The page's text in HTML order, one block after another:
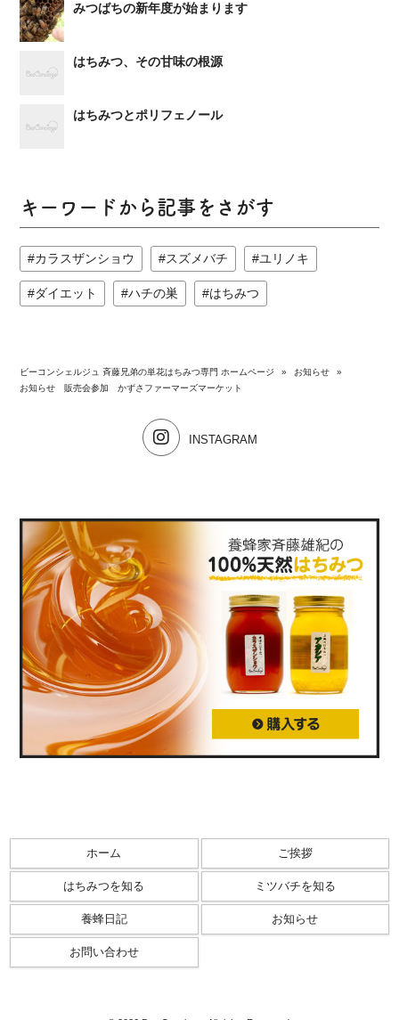
みつばちの新年度が始まります
はちみつ、その甘味の根源
はちみつとポリフェノール
キーワードから記事をさがす
カラスザンショウ スズメバチ ユリノキ
ダイエット ハチの巣 はちみつ
ビーコンシェルジュ 斉藤兄弟の単花はちみつ専門 ホームページ » お知らせ
»
お知らせ 販売会参加 かずさファーマーズマーケット
INSTAGRAM
ホーム ご挨拶
はちみつを知る ミツバチを知る
養蜂日記 お知らせ
お問い合わせ